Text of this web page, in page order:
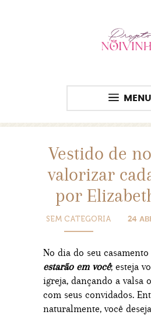
MENU
Vestido de
valorizar
por
SEM CATEGORIA 24
No dia do seu casamento
estarão em você; esteja
igreja, dançando a valsa
com seus convidados.
naturalmente, você